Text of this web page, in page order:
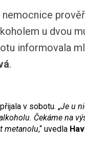
u dvou
informovala
.
v sobotu. „Je u
Čekáme na
metanolu,“ uvedla